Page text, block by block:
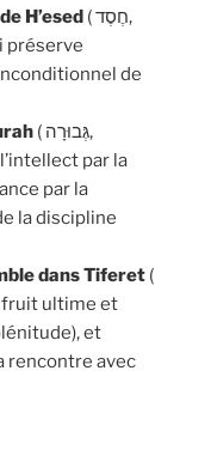
H’esed ( חֶסֶד,
préserve
de
( גְּבוּרָה,
par la
par la
la discipline
dans Tiferet (
fruit ultime et
et
rencontre avec